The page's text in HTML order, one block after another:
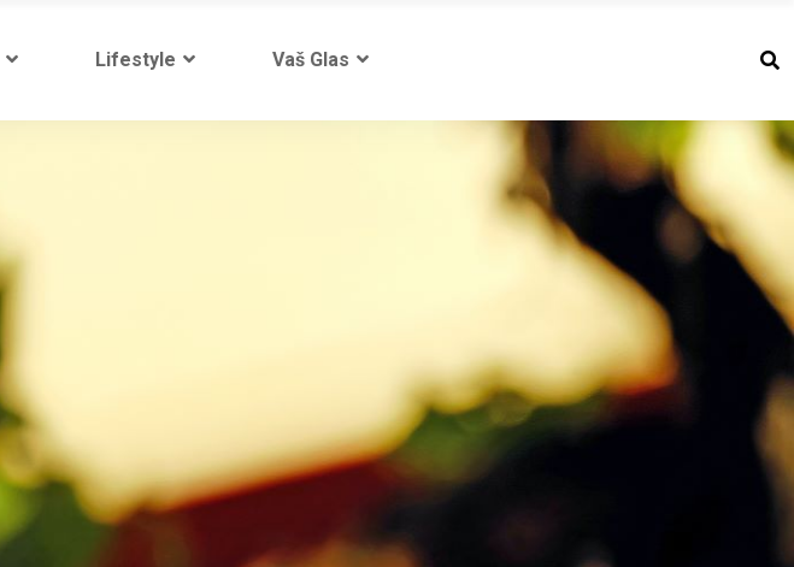
Lifestyle Vaš Glas